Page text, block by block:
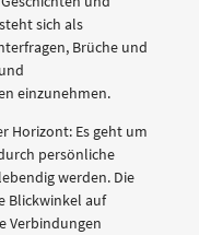
sich als
Brüche und
einzunehmen.
Horizont: Es geht um
persönliche
werden. Die
Blickwinkel auf
Verbindungen